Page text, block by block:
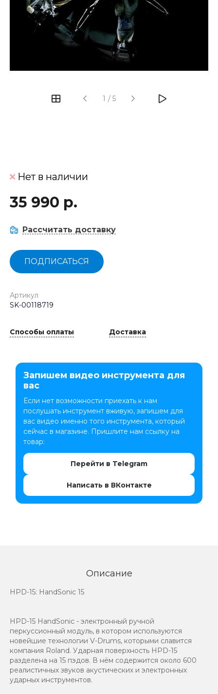
1 / 5
Нет в наличии
35 990 р.
Рассчитать доставку
ПОДПИСАТЬСЯ
Артикул
SK-00118719
Способы оплаты Доставка
Запишем видео инструмента для
вас
Если нет возможности приехать к нам
послушать инструмент вживую, запишем для
вас видео именно того инструмента, который
сейчас в магазине. Пришлите нам ссылку на
товар:
Перейти в Telegram
Написать в ВКонтакте
Описание
HPD-15: HandSonic 15
HPD-15 HandSonic - электронный ручной
перкуссионный модуль, в котором используются
новейшие технологии V-Drums, которыми славится
компания Roland. Ударная поверхность HPD-15
разделена на 15 пэдов. В нём содержится около 600
реалистичных звуков акустических и электронных
ударных инструментов.